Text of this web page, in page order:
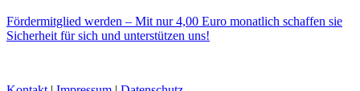
Fördermitglied werden – Mit nur 4,00 Euro monatlich schaffen sie
Sicherheit für sich und unterstützen uns!